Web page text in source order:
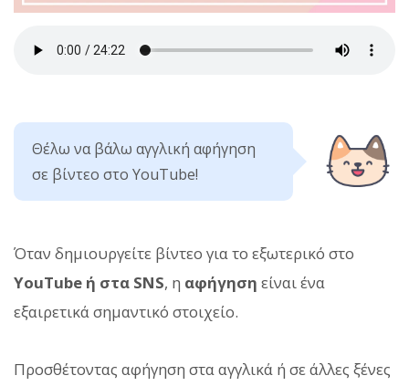
Θέλω να βάλω αγγλική αφήγηση
σε βίντεο στο YouTube!
Όταν δημιουργείτε βίντεο για το εξωτερικό στο
YouTube ή στα SNS, η αφήγηση είναι ένα
εξαιρετικά σημαντικό στοιχείο.
Προσθέτοντας αφήγηση στα αγγλικά ή σε άλλες ξένες